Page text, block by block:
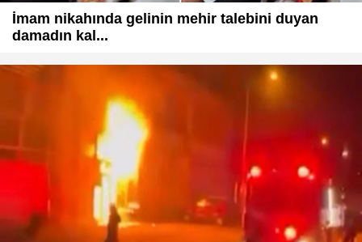
İmam nikahında gelinin mehir talebini duyan
damadın kal...